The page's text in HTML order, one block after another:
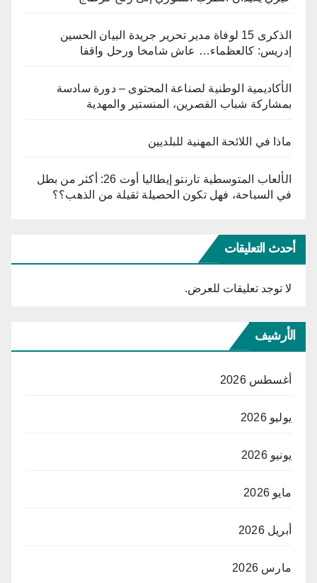
الذكرى 15 لوفاة مدير تحرير جريدة البيان الحسين
إدريس: كالعظماء… عاش شامخا ورحل واقفا
الأكاديمية الوطنية لصناعة المحتوى – دورة سادسة
بمشاركة شباب القصرين، المنستير والمهدية
ماذا في اللائحة المهنية للبلديين
الألعاب المتوسطية تارنتو إيطاليا أوت 26: أكثر من بطل
في السباحة، فهل تكون الحصيلة ثقيلة من الذهب؟؟
أحدث التعليقات
لا توجد تعليقات للعرض.
الأرشيف
أغسطس 2026
يوليو 2026
يونيو 2026
مايو 2026
أبريل 2026
مارس 2026